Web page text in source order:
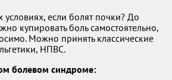
если болят почки? До
купировать боль самостоятельно,
Можно принять классические
НПВС.
болевом синдроме: